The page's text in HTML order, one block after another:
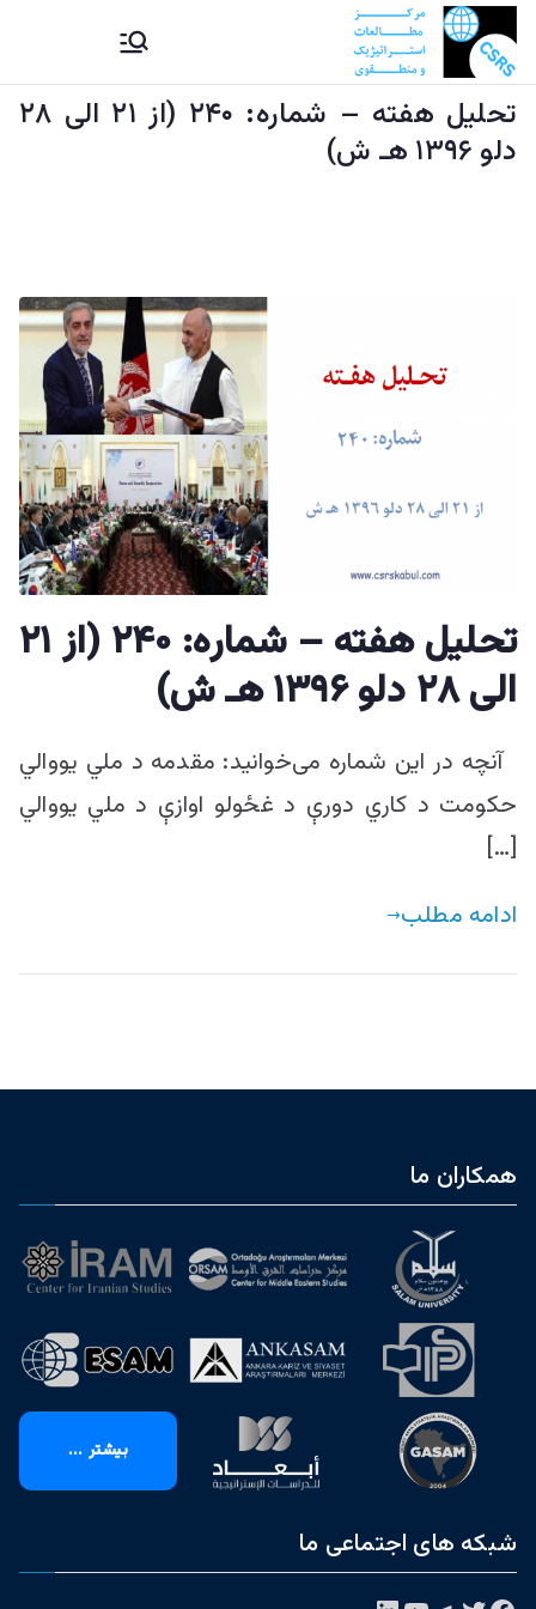
to
content
CSRS |
مرکز
و منطقوی |
ستراتېژیکو
او سیمه
ییزو څېړنو
مرکز
مرکز مطالعات استراتیژيک و
منطقوی دستراتېژیکو او
سیمه ییزو څېړنو مرکز
تحليل هفته – شماره: ۲۴۰ (از ۲۱ الی ۲۸
دلو ۱۳۹۶ هـ ش)
تحليل هفته – شماره: ۲۴۰ (از ۲۱
الی ۲۸ دلو ۱۳۹۶ هـ ش)
آنچه در این شماره می‌خوانید: مقدمه د ملي یووالي
حکومت د کاري دورې د غځولو اوازې د ملي یووالي
[…]
ادامه مطلب
همکاران ما
بیشتر ...
شبکه های اجتماعی ما